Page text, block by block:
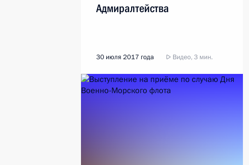
Адмиралтейства
30 июля 2017 года Видео, 3 мин.